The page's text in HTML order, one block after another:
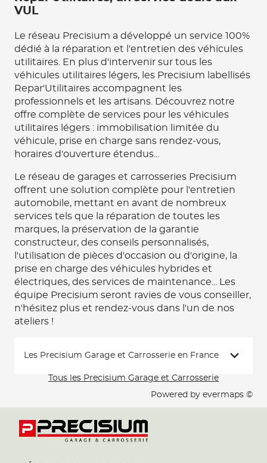
VUL
Le réseau Precisium a développé un service 100%
dédié à la réparation et l'entretien des véhicules
utilitaires. En plus d'intervenir sur tous les
véhicules utilitaires légers, les Precisium labellisés
Repar'Utilitaires accompagnent les
professionnels et les artisans. Découvrez notre
offre complète de services pour les véhicules
utilitaires légers : immobilisation limitée du
véhicule, prise en charge sans rendez-vous,
horaires d'ouverture étendus...
Le réseau de garages et carrosseries Precisium
offrent une solution complète pour l'entretien
automobile, mettant en avant de nombreux
services tels que la réparation de toutes les
marques, la préservation de la garantie
constructeur, des conseils personnalisés,
l'utilisation de pièces d'occasion ou d'origine, la
prise en charge des véhicules hybrides et
électriques, des services de maintenance... Les
équipe Precisium seront ravies de vous conseiller,
n'hésitez plus et rendez-vous dans l'un de nos
ateliers !
Les Precisium Garage et Carrosserie en France
Tous les Precisium Garage et Carrosserie
Powered by evermaps ©